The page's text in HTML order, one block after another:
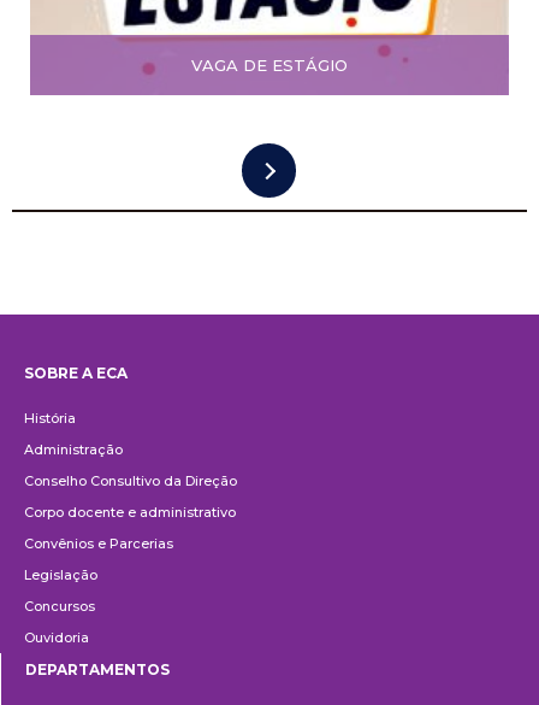
VAGA DE ESTÁGIO
SOBRE A ECA
História
Administração
Conselho Consultivo da Direção
Corpo docente e administrativo
Convênios e Parcerias
Legislação
Concursos
Ouvidoria
DEPARTAMENTOS